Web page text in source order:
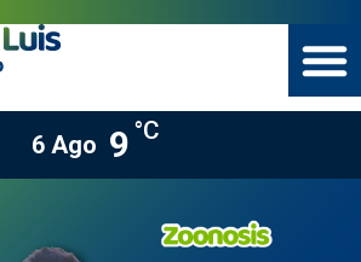
6 Ago 9 °C